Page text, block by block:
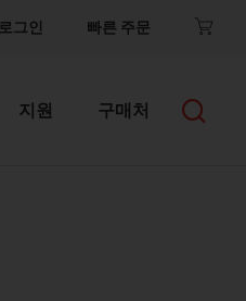
로그인 빠른 주문
지원 구매처